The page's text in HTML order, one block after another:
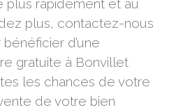
rapidement et au
plus, contactez-nous
d’une
gratuite à Bonvillet
les chances de votre
de votre bien